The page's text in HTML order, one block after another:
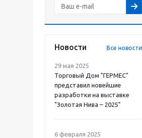
Новости Все новости
29 мая 2025
Торговый Дом "ГЕРМЕС"
представил новейшие
разработки на выставке
"Золотая Нива – 2025"
6 февраля 2025